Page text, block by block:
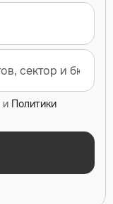
и Политики